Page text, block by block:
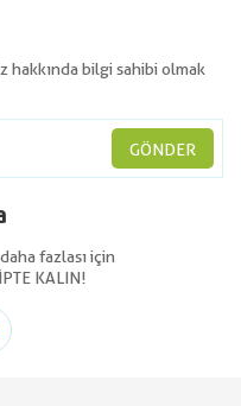
hakkında bilgi sahibi olmak
GÖNDER
fazlası için
KALIN!